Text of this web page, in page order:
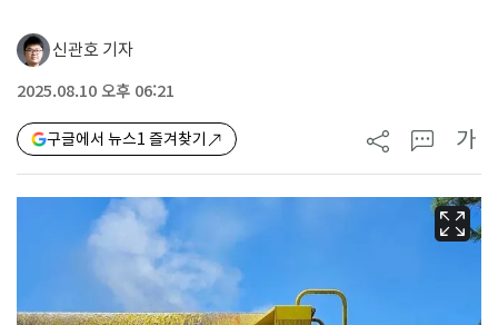
신관호 기자
2025.08.10 오후 06:21
구글에서 뉴스1 즐겨찾기 가